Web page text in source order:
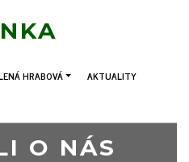
HRABOVÁ
AKTUALITY
O NÁS